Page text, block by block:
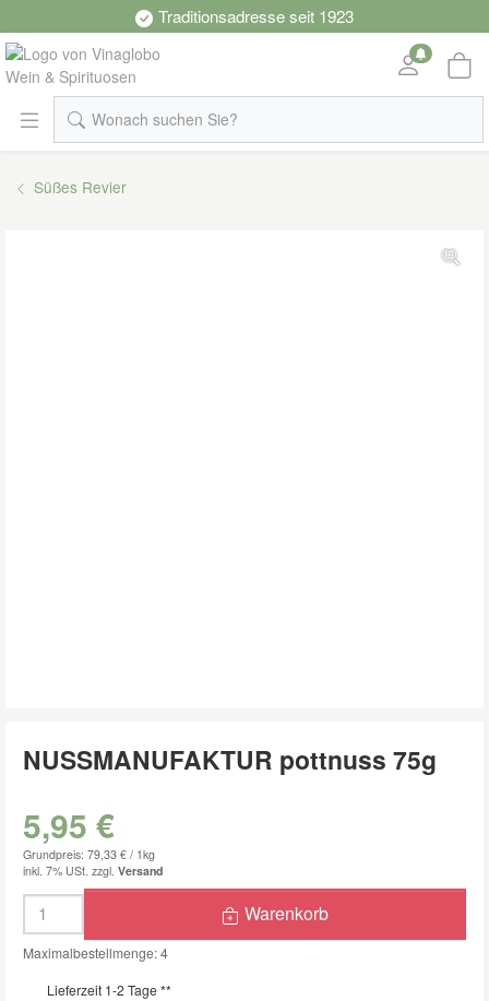
Wonach suchen Sie?
Süßes Revier
NUSSMANUFAKTUR pottnuss 75g
5,95 €
Grundpreis: 79,33 € / 1kg
inkl. 7% USt. zzgl. Versand
Menge
Warenkorb
Maximalbestellmenge: 4
Lieferzeit 1-2 Tage **